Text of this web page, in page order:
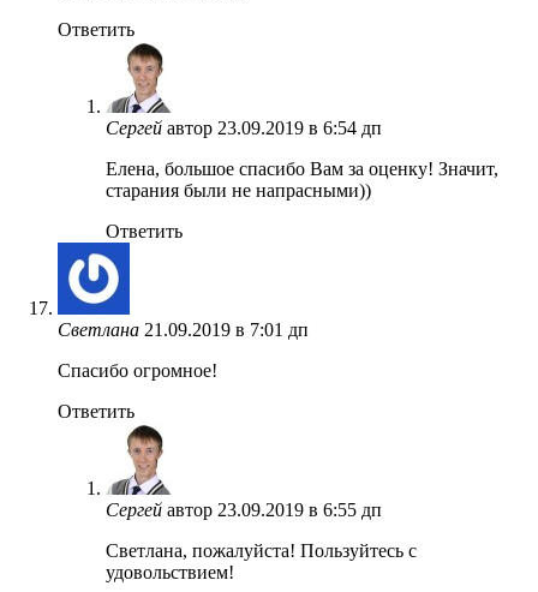
Ответить
Сергей автор 23.09.2019 в 6:54 дп
Елена, большое спасибо Вам за оценку! Значит,
старания были не напрасными))
Ответить
Светлана 21.09.2019 в 7:01 дп
Спасибо огромное!
Ответить
Сергей автор 23.09.2019 в 6:55 дп
Светлана, пожалуйста! Пользуйтесь с
удовольствием!